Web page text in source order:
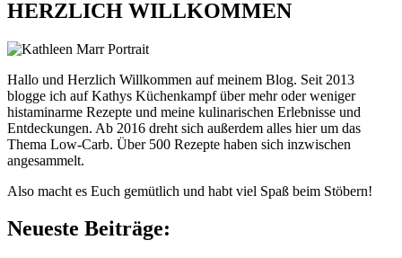
HERZLICH WILLKOMMEN
Hallo und Herzlich Willkommen auf meinem Blog. Seit 2013
blogge ich auf Kathys Küchenkampf über mehr oder weniger
histaminarme Rezepte und meine kulinarischen Erlebnisse und
Entdeckungen. Ab 2016 dreht sich außerdem alles hier um das
Thema Low-Carb. Über 500 Rezepte haben sich inzwischen
angesammelt.
Also macht es Euch gemütlich und habt viel Spaß beim Stöbern!
Neueste Beiträge: